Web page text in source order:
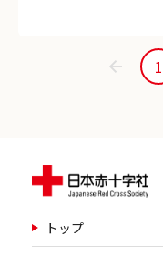
1
トップ